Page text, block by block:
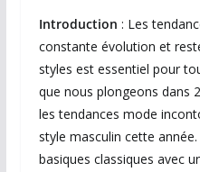
Introduction : Les
constante évolution et
styles est essentiel pour
que nous plongeons dans
les tendances mode
style masculin cette année.
basiques classiques avec